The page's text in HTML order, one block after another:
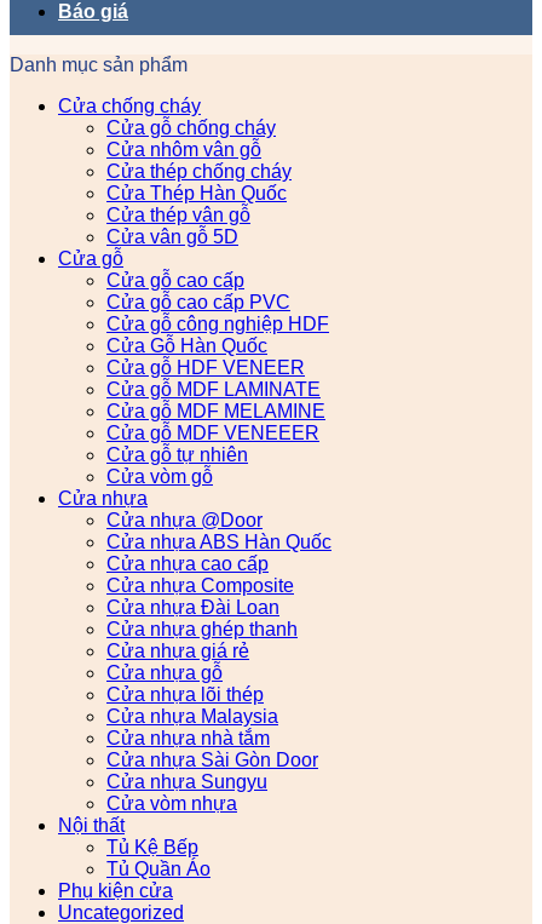
Báo giá
Danh mục sản phẩm
Cửa chống cháy
Cửa gỗ chống cháy
Cửa nhôm vân gỗ
Cửa thép chống cháy
Cửa Thép Hàn Quốc
Cửa thép vân gỗ
Cửa vân gỗ 5D
Cửa gỗ
Cửa gỗ cao cấp
Cửa gỗ cao cấp PVC
Cửa gỗ công nghiệp HDF
Cửa Gỗ Hàn Quốc
Cửa gỗ HDF VENEER
Cửa gỗ MDF LAMINATE
Cửa gỗ MDF MELAMINE
Cửa gỗ MDF VENEEER
Cửa gỗ tự nhiên
Cửa vòm gỗ
Cửa nhựa
Cửa nhựa @Door
Cửa nhựa ABS Hàn Quốc
Cửa nhựa cao cấp
Cửa nhựa Composite
Cửa nhựa Đài Loan
Cửa nhựa ghép thanh
Cửa nhựa giá rẻ
Cửa nhựa gỗ
Cửa nhựa lõi thép
Cửa nhựa Malaysia
Cửa nhựa nhà tắm
Cửa nhựa Sài Gòn Door
Cửa nhựa Sungyu
Cửa vòm nhựa
Nội thất
Tủ Kệ Bếp
Tủ Quần Áo
Phụ kiện cửa
Uncategorized